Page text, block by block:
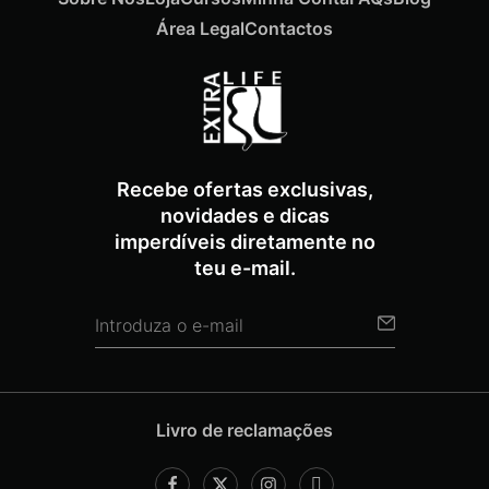
Recebe ofertas exclusivas,
novidades e dicas
imperdíveis diretamente no
teu e-mail.
Área LegalContactos
Livro de reclamações